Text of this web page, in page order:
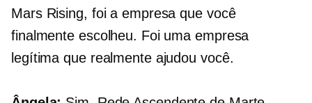
Mars Rising, foi a empresa que você
finalmente escolheu. Foi uma empresa
legítima que realmente ajudou você.